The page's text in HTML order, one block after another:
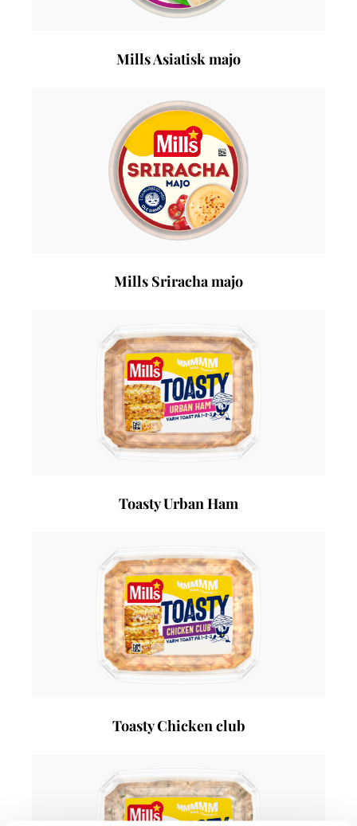
Mills Asiatisk majo
Mills Sriracha majo
Toasty Urban Ham
Toasty Chicken club